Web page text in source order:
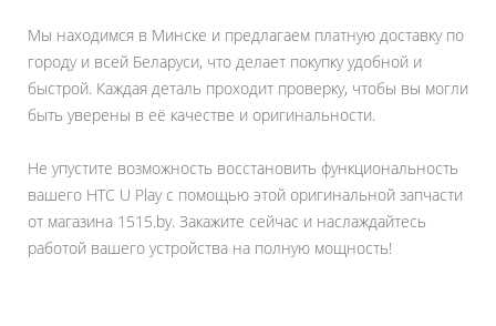
Мы находимся в Минске и предлагаем платную доставку по
городу и всей Беларуси, что делает покупку удобной и
быстрой. Каждая деталь проходит проверку, чтобы вы могли
быть уверены в её качестве и оригинальности.
Не упустите возможность восстановить функциональность
вашего HTC U Play с помощью этой оригинальной запчасти
от магазина 1515.by. Закажите сейчас и наслаждайтесь
работой вашего устройства на полную мощность!